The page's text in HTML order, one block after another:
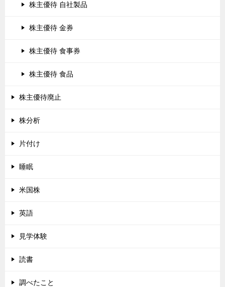
株主優待 自社製品
株主優待 金券
株主優待 食事券
株主優待 食品
株主優待廃止
株分析
片付け
睡眠
米国株
英語
見学体験
読書
調べたこと